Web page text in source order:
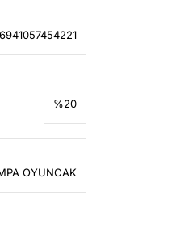
6941057454221
%20
OYUNCAK